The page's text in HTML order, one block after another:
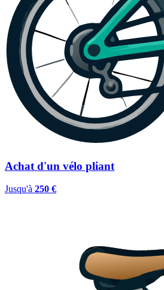
Achat d'un vélo pliant
Jusqu'à 250 €